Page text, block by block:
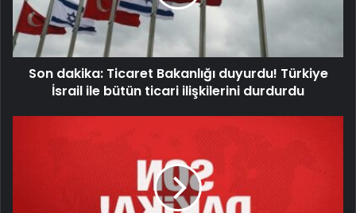
Son dakika: Ticaret Bakanlığı duyurdu! Türkiye
İsrail ile bütün ticari ilişkilerini durdurdu